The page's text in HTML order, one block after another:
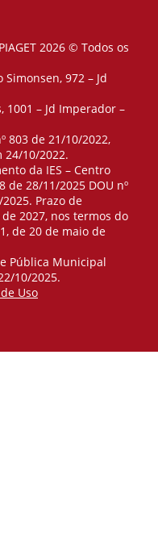
2026 © Todos os
Simonsen, 972 – Jd
1001 – Jd Imperador –
803 de 21/10/2022,
24/10/2022.
da IES – Centro
de 28/11/2025 DOU nº
Prazo de
2027, nos termos do
de 20 de maio de
Pública Municipal
10/2025.
Uso